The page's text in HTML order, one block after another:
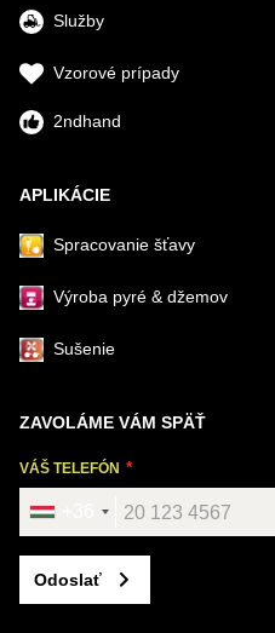
Služby
Vzorové prípady
2ndhand
APLIKÁCIE
Spracovanie šťavy
Výroba pyré & džemov
Sušenie
ZAVOLÁME VÁM SPÄŤ
VÁŠ TELEFÓN
Odoslať